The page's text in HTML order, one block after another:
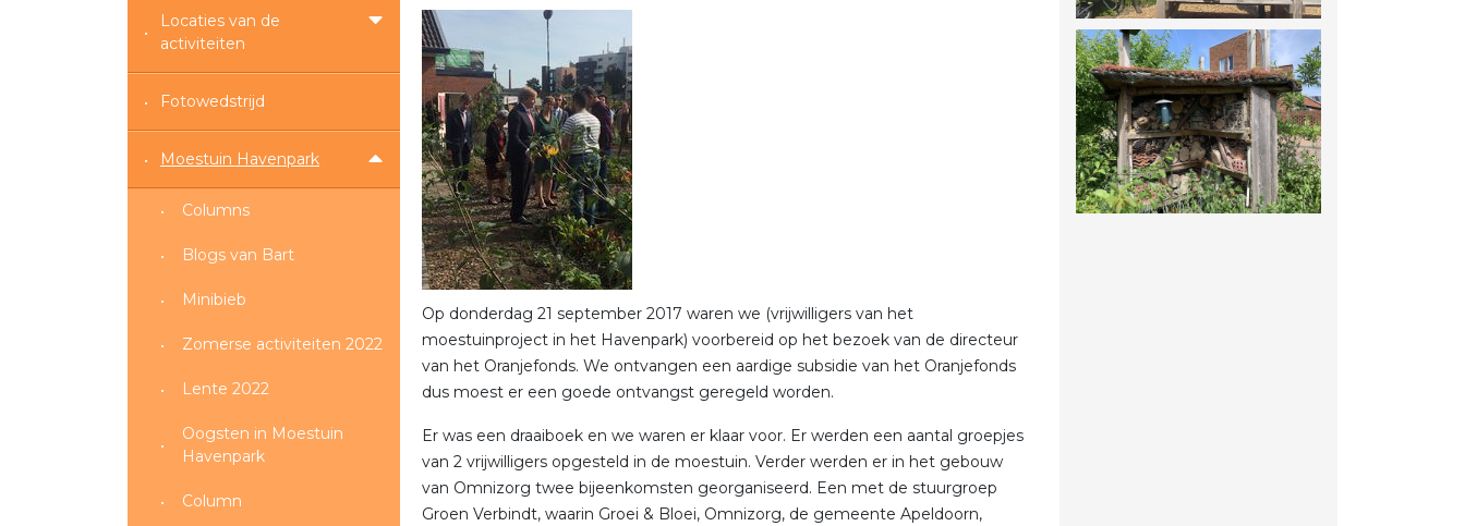
Locaties van de
activiteiten
Fotowedstrijd
Moestuin Havenpark
Columns
Blogs van Bart
Minibieb
Zomerse activiteiten 2022
Lente 2022
Oogsten in Moestuin
Havenpark
Column
Op donderdag 21 september 2017 waren we (vrijwilligers van het
moestuinproject in het Havenpark) voorbereid op het bezoek van de directeur
van het Oranjefonds. We ontvangen een aardige subsidie van het Oranjefonds
dus moest er een goede ontvangst geregeld worden.
Er was een draaiboek en we waren er klaar voor. Er werden een aantal groepjes
van 2 vrijwilligers opgesteld in de moestuin. Verder werden er in het gebouw
van Omnizorg twee bijeenkomsten georganiseerd. Een met de stuurgroep
Groen Verbindt, waarin Groei & Bloei, Omnizorg, de gemeente Apeldoorn,